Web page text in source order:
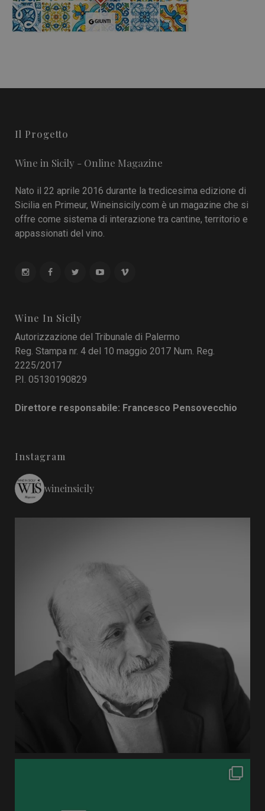
Il Progetto
Wine in Sicily - Online Magazine
Nato il 22 aprile 2016 durante la tredicesima edizione di
Sicilia en Primeur, Wineinsicily.com è un magazine che si
offre come sistema di interazione tra cantine, territorio e
appassionati del vino.
Wine In Sicily
Autorizzazione del Tribunale di Palermo
Reg. Stampa nr. 4 del 10 maggio 2017 Num. Reg.
2225/2017
P.I. 05130190829
Direttore responsabile: Francesco Pensovecchio
Instagram
wineinsicily